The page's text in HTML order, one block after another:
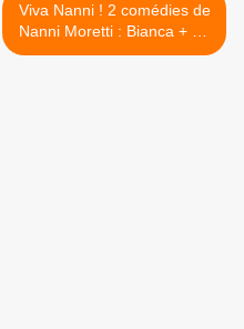
Viva Nanni ! 2 comédies de
Nanni Moretti : Bianca + La
messe est finie >